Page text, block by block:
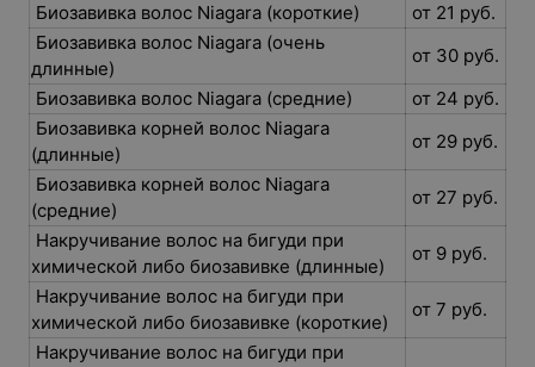
Биозавивка волос Niagara (короткие)
от 21 руб.
Биозавивка волос Niagara (очень
длинные)
от 30 руб.
Биозавивка волос Niagara (средние)
от 24 руб.
Биозавивка корней волос Niagara
(длинные)
от 29 руб.
Биозавивка корней волос Niagara
(средние)
от 27 руб.
Накручивание волос на бигуди при
химической либо биозавивке (длинные)
от 9 руб.
Накручивание волос на бигуди при
химической либо биозавивке (короткие)
от 7 руб.
Накручивание волос на бигуди при